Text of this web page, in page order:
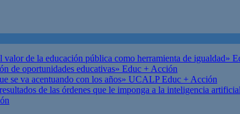
de la educación pública como herramienta de igualdad»
de oportunidades educativas» Educ + Acción
se va acentuando con los años» UCALPEduc + Acción
de las órdenes que le imponga a la inteligencia